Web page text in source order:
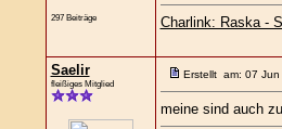
297 Beiträge Charlink: Raska -
Saelir
fleißiges Mitglied
Erstellt am: 07
meine sind auch